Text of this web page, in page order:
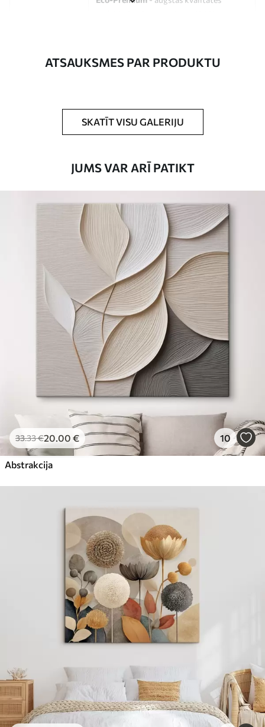
Jūs varat pievienot lakas pārklājumu.
No15.00€
Eco-Premium
.00
ATSAUKSMES PAR PRODUKTU
SKATĪT VISU GALERIJU
JUMS VAR ARĪ PATIKT
33.33€20.00 € 10
Abstrakcija